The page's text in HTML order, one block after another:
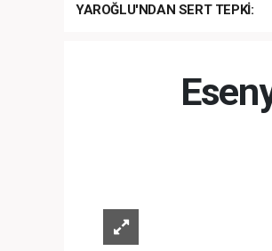
YAROĞLU'NDAN SERT TEPKİ: